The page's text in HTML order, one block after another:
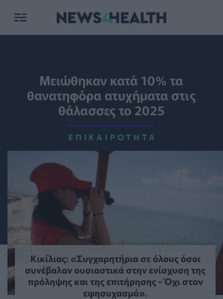
Μειώθηκαν κατά 10% τα
θανατηφόρα ατυχήματα στις
θάλασσες το 2025
ΕΠΙΚΑΙΡΌΤΗΤΑ
Κικίλιας: «Συγχαρητήρια σε όλους όσοι
συνέβαλαν ουσιαστικά στην ενίσχυση της
πρόληψης και της επιτήρησης - Όχι στον
εφησυχασμό».